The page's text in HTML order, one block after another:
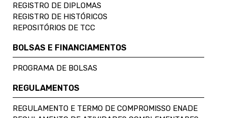
REGISTRO DE DIPLOMAS
REGISTRO DE HISTÓRICOS
REPOSITÓRIOS DE TCC
BOLSAS E FINANCIAMENTOS
PROGRAMA DE BOLSAS
REGULAMENTOS
REGULAMENTO E TERMO DE COMPROMISSO ENADE